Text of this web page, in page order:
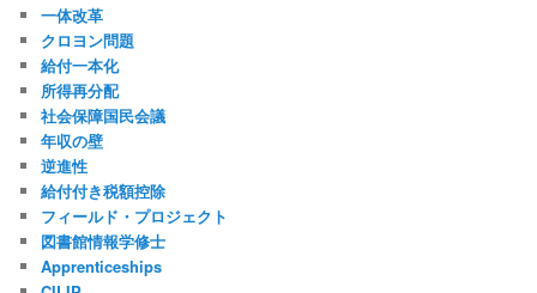
一体改革
クロヨン問題
給付一本化
所得再分配
社会保障国民会議
年収の壁
逆進性
給付付き税額控除
フィールド・プロジェクト
図書館情報学修士
Apprenticeships